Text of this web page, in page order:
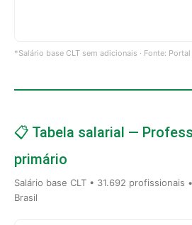
*Salário base CLT sem adicionais · Fonte:
📋 Tabela salarial —
primário
Salário base CLT • 31.692 profissionais
Brasil